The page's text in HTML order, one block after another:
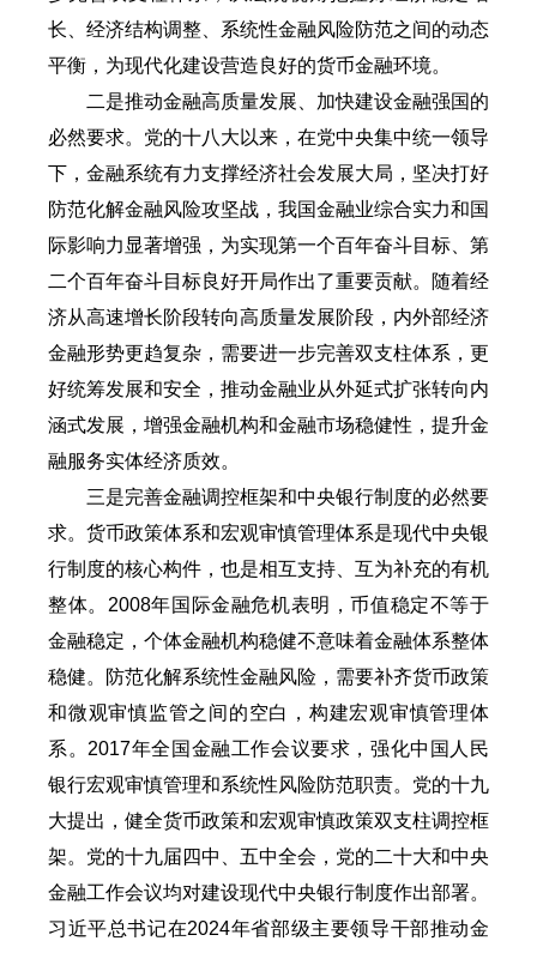
长、经济结构调整、系统性金融风险防范之间的动态
平衡，为现代化建设营造良好的货币金融环境。
二是推动金融高质量发展、加快建设金融强国的
必然要求。党的十八大以来，在党中央集中统一领导
下，金融系统有力支撑经济社会发展大局，坚决打好
防范化解金融风险攻坚战，我国金融业综合实力和国
际影响力显著增强，为实现第一个百年奋斗目标、第
二个百年奋斗目标良好开局作出了重要贡献。随着经
济从高速增长阶段转向高质量发展阶段，内外部经济
金融形势更趋复杂，需要进一步完善双支柱体系，更
好统筹发展和安全，推动金融业从外延式扩张转向内
涵式发展，增强金融机构和金融市场稳健性，提升金
融服务实体经济质效。
三是完善金融调控框架和中央银行制度的必然要
求。货币政策体系和宏观审慎管理体系是现代中央银
行制度的核心构件，也是相互支持、互为补充的有机
整体。2008年国际金融危机表明，币值稳定不等于
金融稳定，个体金融机构稳健不意味着金融体系整体
稳健。防范化解系统性金融风险，需要补齐货币政策
和微观审慎监管之间的空白，构建宏观审慎管理体
系。2017年全国金融工作会议要求，强化中国人民
银行宏观审慎管理和系统性风险防范职责。党的十九
大提出，健全货币政策和宏观审慎政策双支柱调控框
架。党的十九届四中、五中全会，党的二十大和中央
金融工作会议均对建设现代中央银行制度作出部署。
习近平总书记在2024年省部级主要领导干部推动金